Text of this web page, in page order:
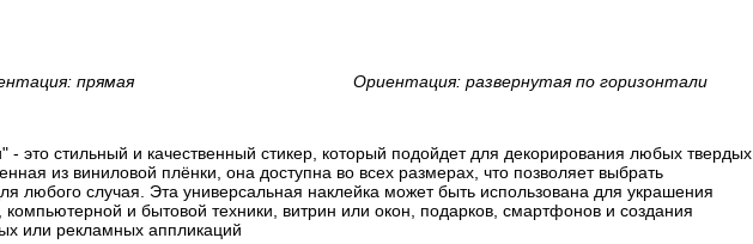
прямая Ориентация: развернутая по горизонтали
это стильный и качественный стикер, который подойдет для декорирования любых твердых
из виниловой плёнки, она доступна во всех размерах, что позволяет выбрать
любого случая. Эта универсальная наклейка может быть использована для украшения
и бытовой техники, витрин или окон, подарков, смартфонов и создания
или рекламных аппликаций